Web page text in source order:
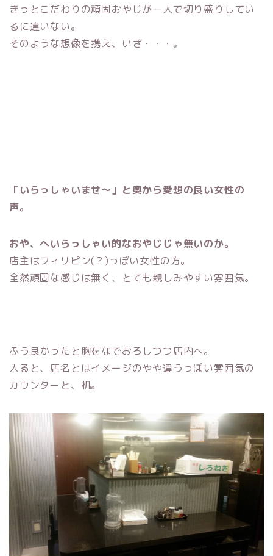
きっとこだわりの頑固おやじが一人で切り盛りしてい
るに違いない。
そのような想像を携え、いざ・・・。
「いらっしゃいませ～」と奥から愛想の良い女性の
声。
おや、へいらっしゃい的なおやじじゃ無いのか。
店主はフィリピン(？)っぽい女性の方。
全然頑固な感じは無く、とても親しみやすい雰囲気。
ふう良かったと胸をなでおろしつつ店内へ。
入ると、店名とはイメージのやや違うっぽい雰囲気の
カウンターと、机。